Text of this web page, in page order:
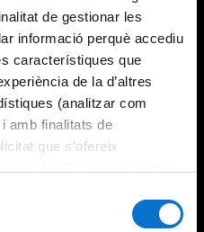
de gestionar les
informació perquè accediu
característiques que
de la d’altres
(analitzar com
amb finalitats de
que s’ofereix
del lloc web de la